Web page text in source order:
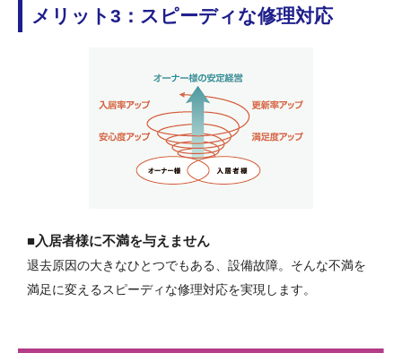
メリット3：スピーディな修理対応
■入居者様に不満を与えません
退去原因の大きなひとつでもある、設備故障。そんな不満を
満足に変えるスピーディな修理対応を実現します。